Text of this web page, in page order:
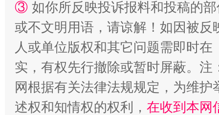
③ 如你所反映投诉报料和投稿的
或不文明用语，请谅解！如因被
人或单位版权和其它问题需即时在
实，有权先行撤除或暂时屏蔽。
网根据有关法律法规规定，为维
述权和知情权的权利， 在收到本网